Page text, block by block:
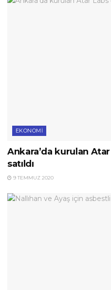
EKONOMI
Ankara’da kurulan
satıldı
9 TEMMUZ 2020